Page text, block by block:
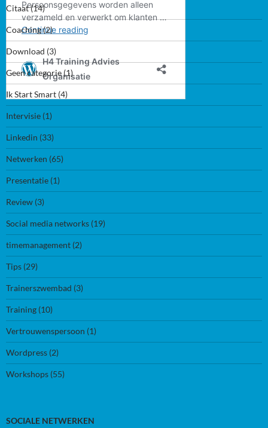
Citaat(14)
Coaching(2)
Download (3)
Geen categorie(1)
Ik Start Smart (4)
Intervisie (1)
Linkedin (33)
Netwerken (65)
Presentatie (1)
Review (3)
Social media networks (19)
timemanagement (2)
Tips (29)
Trainerszwembad (3)
Training (10)
Vertrouwenspersoon (1)
Wordpress (2)
Workshops (55)
SOCIALE NETWERKEN